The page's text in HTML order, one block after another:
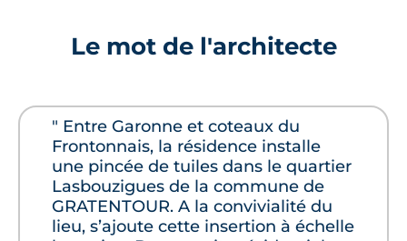
Le mot de l'architecte
" Entre Garonne et coteaux du
Frontonnais, la résidence installe
une pincée de tuiles dans le quartier
Lasbouzigues de la commune de
GRATENTOUR. A la convivialité du
lieu, s’ajoute cette insertion à échelle